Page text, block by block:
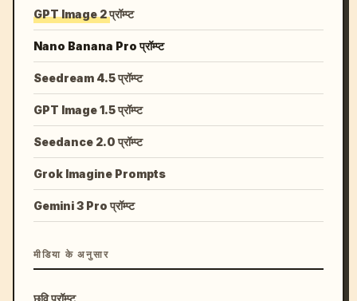
GPT Image 2 प्रॉम्प्ट
Nano Banana Pro प्रॉम्प्ट
Seedream 4.5 प्रॉम्प्ट
GPT Image 1.5 प्रॉम्प्ट
Seedance 2.0 प्रॉम्प्ट
Grok Imagine Prompts
Gemini 3 Pro प्रॉम्प्ट
मीडिया के अनुसार
छवि प्रॉम्प्ट